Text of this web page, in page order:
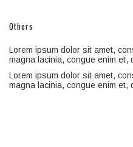
Others
Lorem ipsum dolor sit amet,
magna lacinia, congue enim et,
Lorem ipsum dolor sit amet,
magna lacinia, congue enim et,